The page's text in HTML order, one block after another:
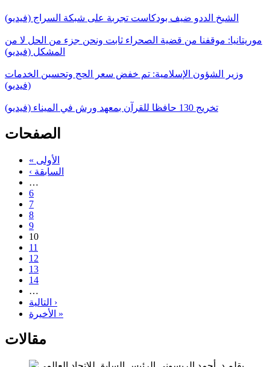
الشيخ الددو ضيف بودكاست تجربة على شبكة السراج (فيديو)
موريتانيا: موقفنا من قضية الصحراء ثابت ونحن جزء من الحل لا من
المشكل (فيديو)
وزير الشؤون الإسلامية: تم خفض سعر الحج وتحسين الخدمات
(فيديو)
تخريج 130 حافظا للقرآن بمعهد ورش في الميناء (فيديو)
الصفحات
« الأولى
‹ السابقة
…
6
7
8
9
10
11
12
13
14
…
التالية ›
الأخيرة »
مقالات